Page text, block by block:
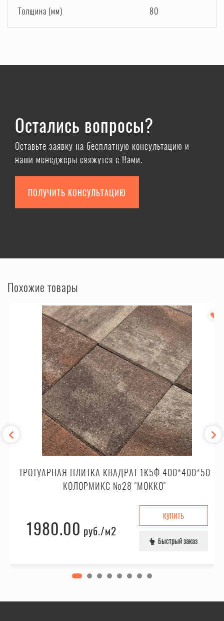
Толщина (мм) 80
Остались вопросы?
Оставьте заявку на бесплатную консультацию и
наши менеджеры свяжутся с Вами.
ПОЛУЧИТЬ КОНСУЛЬТАЦИЮ
Похожие товары
ТРОТУАРНАЯ ПЛИТКА КВАДРАТ 1К5Ф 400*400*50
КОЛОРМИКС №28 "МОККО"
1980.00 руб./м2
КУПИТЬ
Быстрый заказ